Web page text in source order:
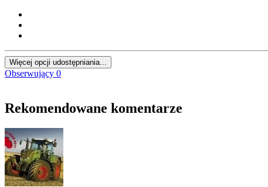
Więcej opcji udostępniania...
Obserwujący 0
Rekomendowane komentarze